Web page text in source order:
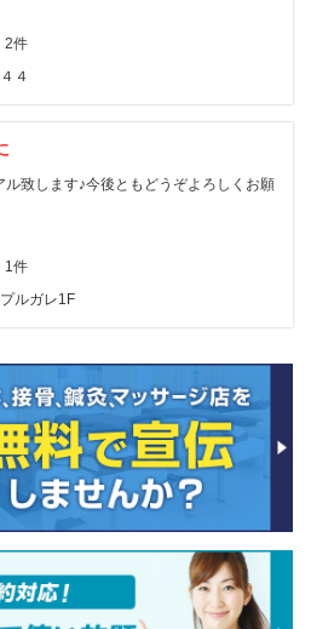
2件
４
致します♪今後ともどうぞよろしくお願
1件
ルガレ1F